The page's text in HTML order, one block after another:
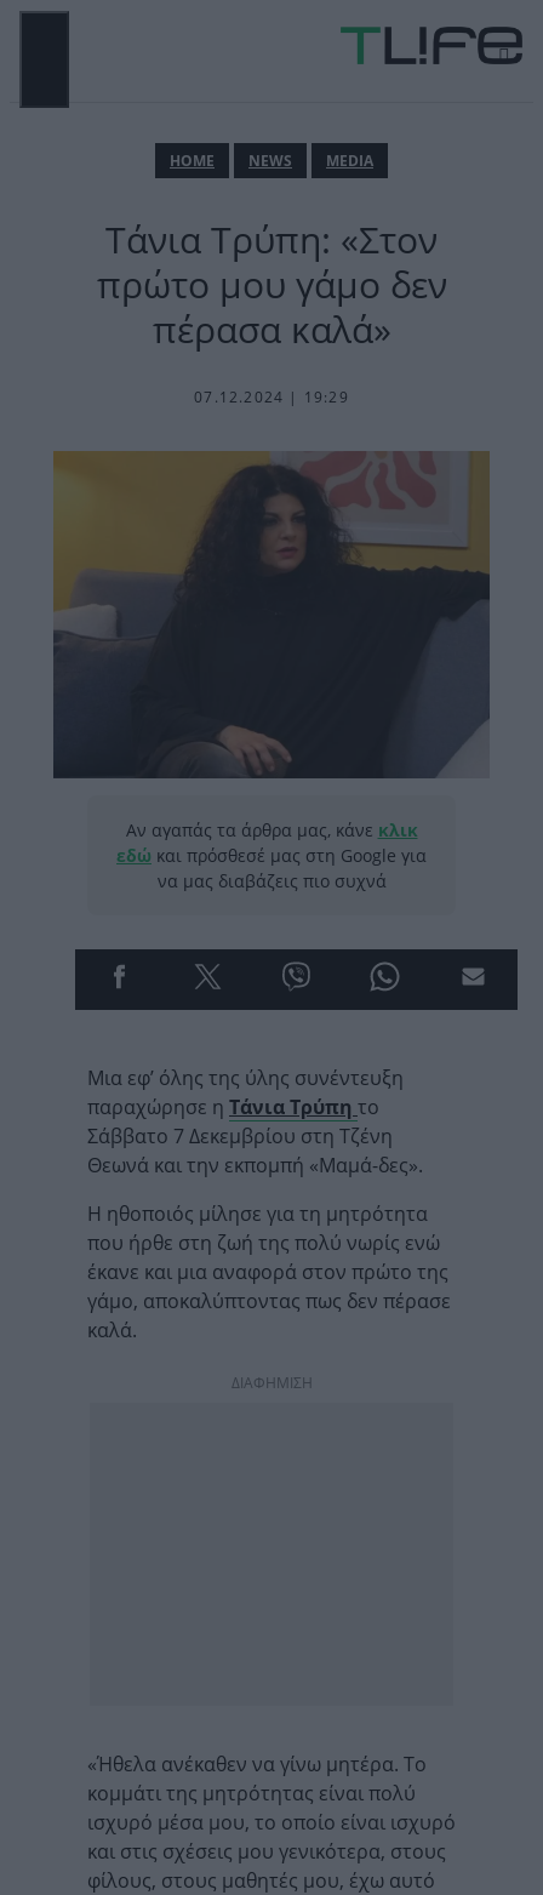
Μετάβαση
ΗΟΜΕ NEWS MEDIA
Τάνια Τρύπη: «Στον
πρώτο μου γάμο δεν
πέρασα καλά»
07.12.2024 | 19:29
Αν αγαπάς τα άρθρα μας, κάνε κλικ
εδώ και πρόσθεσέ μας στη Google για
να μας διαβάζεις πιο συχνά
Μια εφ’ όλης της ύλης συνέντευξη
παραχώρησε η Τάνια Τρύπη το
Σάββατο 7 Δεκεμβρίου στη Τζένη
Θεωνά και την εκπομπή «Μαμά-δες».
Η ηθοποιός μίλησε για τη μητρότητα
που ήρθε στη ζωή της πολύ νωρίς ενώ
έκανε και μια αναφορά στον πρώτο της
γάμο, αποκαλύπτοντας πως δεν πέρασε
καλά.
ΔΙΑΦΗΜΙΣΗ
«Ήθελα ανέκαθεν να γίνω μητέρα. Το
κομμάτι της μητρότητας είναι πολύ
ισχυρό μέσα μου, το οποίο είναι ισχυρό
και στις σχέσεις μου γενικότερα, στους
φίλους, στους μαθητές μου, έχω αυτό